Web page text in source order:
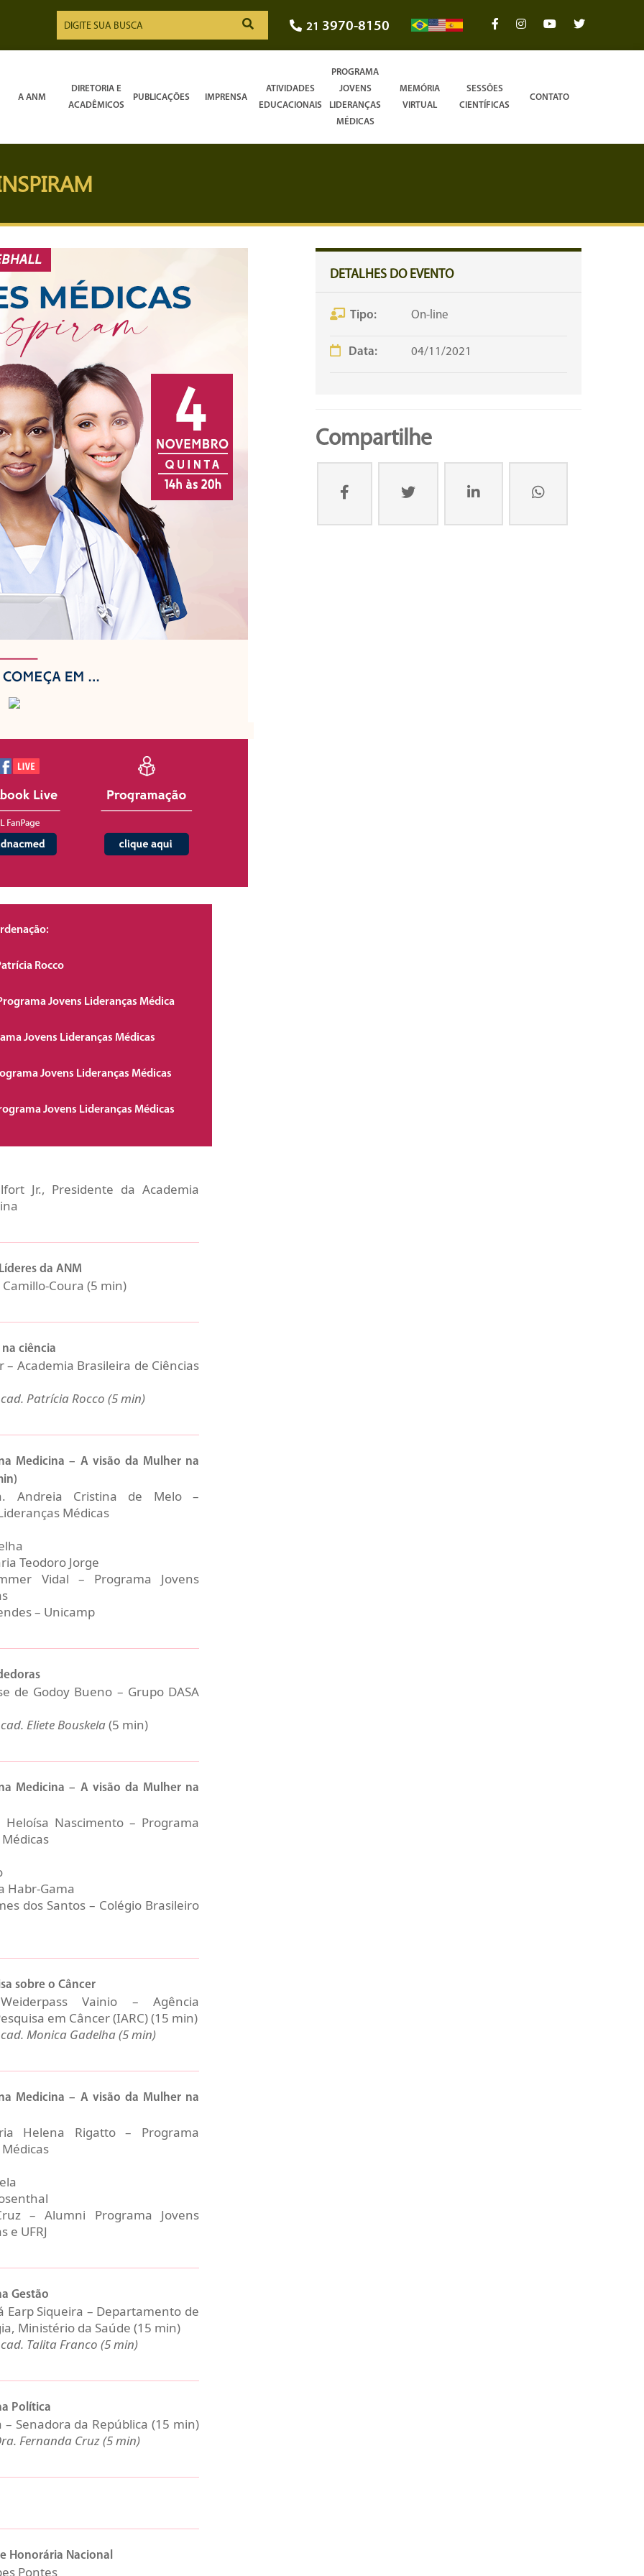
21 3970-8150
A ANM
DIRETORIA E
ACADÊMICOS
PUBLICAÇÕES IMPRENSA
ATIVIDADES
EDUCACIONAIS
PROGRAMA
JOVENS
LIDERANÇAS
MÉDICAS
MEMÓRIA
VIRTUAL
SESSÕES
CIENTÍFICAS
CONTATO
Rocco
Jovens Lideranças Médica
Jovens Lideranças Médicas
Jovens Lideranças Médicas
Jovens Lideranças Médicas
Jr., Presidente da Academia
da ANM
Coura (5 min)
ciência
– Academia Brasileira de Ciências
Patrícia Rocco (5 min)
Medicina – A visão da Mulher na
Andreia Cristina de Melo –
Médicas
Teodoro Jorge
Vidal – Programa Jovens
– Unicamp
de Godoy Bueno – Grupo DASA
Eliete Bouskela(5 min)
Medicina – A visão da Mulher na
Nascimento – Programa
Habr-Gama
dos Santos – Colégio Brasileiro
sobre o Câncer
Vainio – Agência
em Câncer (IARC) (15 min)
Monica Gadelha (5 min)
Medicina – A visão da Mulher na
Helena Rigatto – Programa
– Alumni Programa Jovens
e UFRJ
Gestão
Earp Siqueira – Departamento de
Ministério da Saúde (15 min)
Talita Franco (5 min)
Política
Senadora da República (15 min)
Fernanda Cruz (5 min)
Honorária Nacional
Pontes
DETALHES DO EVENTO
Tipo: On-line
Data: 04/11/2021
Compartilhe